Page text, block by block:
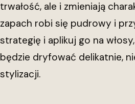
trwałość, ale i zmieniają
zapach robi się pudrowy i
strategię i aplikuj go na
będzie dryfować delikatnie,
stylizacji.